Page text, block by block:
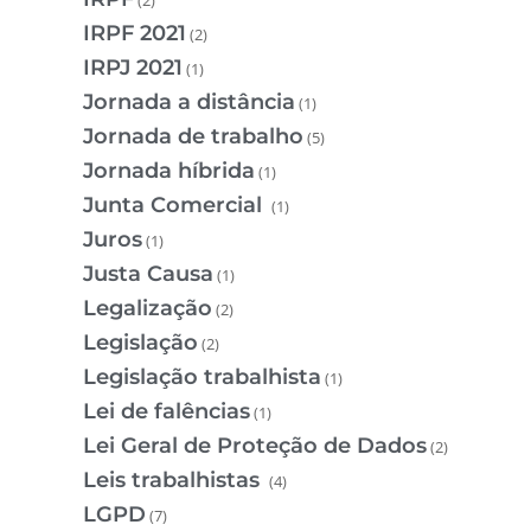
IRPF 2021 (2)
IRPJ 2021 (1)
Jornada a distância (1)
Jornada de trabalho (5)
Jornada híbrida (1)
Junta Comercial (1)
Juros(1)
Justa Causa (1)
Legalização (2)
Legislação (2)
Legislação trabalhista (1)
Lei de falências(1)
Lei Geral de Proteção de Dados(2)
Leis trabalhistas (4)
LGPD (7)